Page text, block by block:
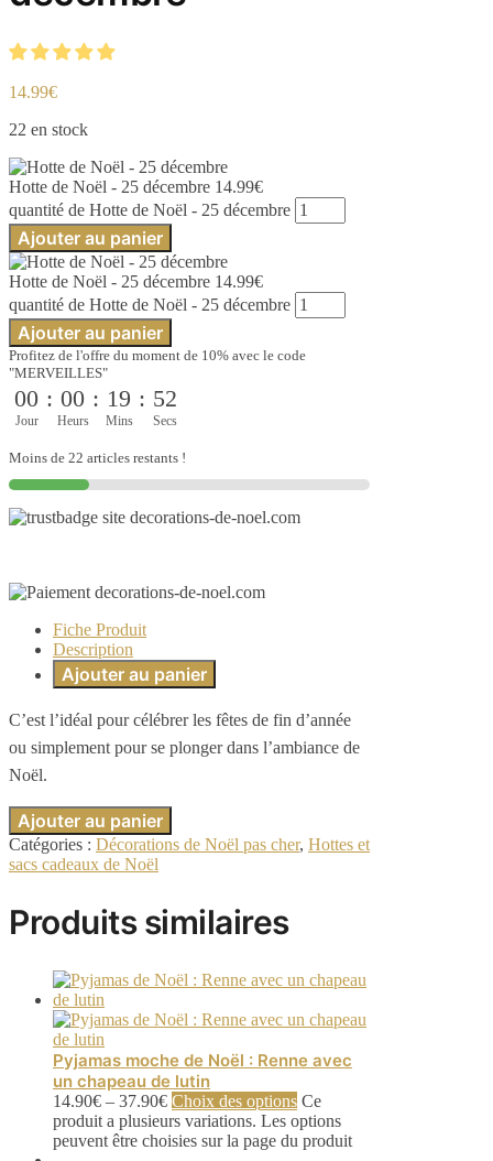
14.99€
22 en stock
Hotte de Noël - 25 décembre 14.99€
quantité de Hotte de Noël - 25 décembre
Ajouter au panier
Hotte de Noël - 25 décembre 14.99€
quantité de Hotte de Noël - 25 décembre
Ajouter au panier
Profitez de l'offre du moment de 10% avec le code
"MERVEILLES"
00
Jour
: 00
Heurs
: 19
Mins
: 51
Secs
Moins de 22 articles restants !
Fiche Produit
Description
Ajouter au panier
C’est l’idéal pour célébrer les fêtes de fin d’année
ou simplement pour se plonger dans l’ambiance de
Noël.
Ajouter au panier
Catégories : Décorations de Noël pas cher, Hottes et
sacs cadeaux de Noël
Produits similaires
Pyjamas moche de Noël : Renne avec
un chapeau de lutin
14.90€ – 37.90€ Choix des options Ce
produit a plusieurs variations. Les options
peuvent être choisies sur la page du produit